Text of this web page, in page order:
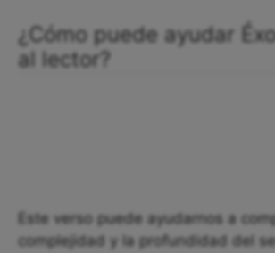
¿Cómo puede ayudar
al lector?
Este verso puede ayudarnos a
complejidad y la profundidad del